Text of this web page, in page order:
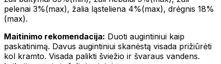
pelenai 3%(max), žalia ląsteliena 4%(max), drėgnis 18%
(max).
Maitinimo rekomendacija: Duoti augintiniui kaip
paskatinimą. Davus augintiniui skanėstą visada prižiūrėti
kol kramto. Visada palikti šviežio ir švaraus vandens.